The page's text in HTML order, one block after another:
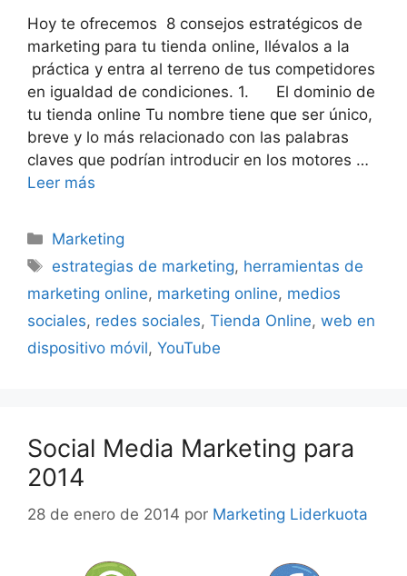
Hoy te ofrecemos 8 consejos estratégicos de
marketing para tu tienda online, llévalos a la
práctica y entra al terreno de tus competidores
en igualdad de condiciones. 1. El dominio de
tu tienda online Tu nombre tiene que ser único,
breve y lo más relacionado con las palabras
claves que podrían introducir en los motores …
Leer más
Categorías
Marketing
Etiquetas
estrategias de marketing, herramientas de
marketing online, marketing online, medios
sociales, redes sociales, Tienda Online, web en
dispositivo móvil, YouTube
Social Media Marketing para
2014
28 de enero de 2014 por Marketing Liderkuota